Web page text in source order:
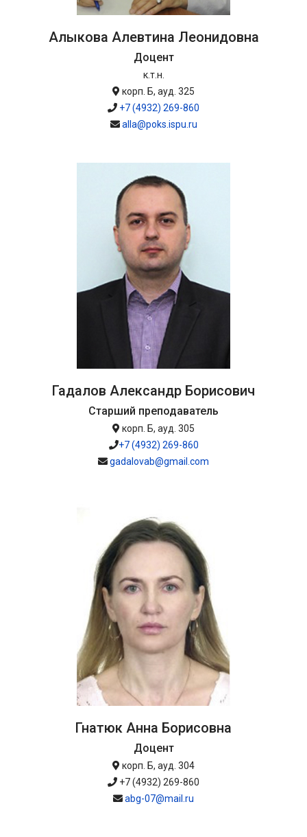
Алыкова Алевтина Леонидовна
Доцент
к.т.н.
корп. Б, ауд. 325
+7 (4932) 269-860
alla@poks.ispu.ru
Гадалов Александр Борисович
Старший преподаватель
корп. Б, ауд. 305
+7 (4932) 269-860
gadalovab@gmail.com
Гнатюк Анна Борисовна
Доцент
корп. Б, ауд. 304
+7 (4932) 269-860
abg-07@mail.ru